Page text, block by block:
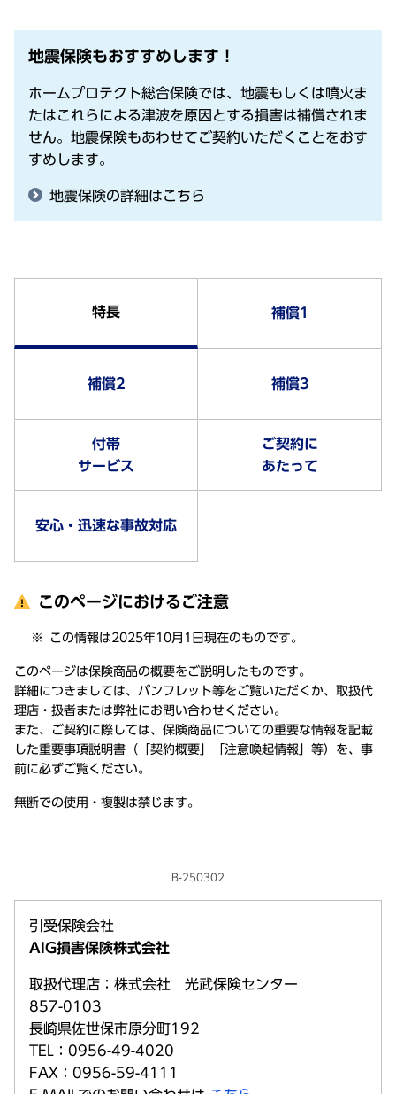
地震保険もおすすめします！
ホームプロテクト総合保険では、地震もしくは噴火ま
たはこれらによる津波を原因とする損害は補償されま
せん。地震保険もあわせてご契約いただくことをおす
すめします。
地震保険の詳細はこちら
特長 補償1
補償2 補償3
付帯
サービス
ご契約に
あたって
安心・迅速な事故対応
このページにおけるご注意
この情報は2025年10月1日現在のものです。
このページは保険商品の概要をご説明したものです。
詳細につきましては、パンフレット等をご覧いただくか、取扱代
理店・扱者または弊社にお問い合わせください。
また、ご契約に際しては、保険商品についての重要な情報を記載
した重要事項説明書（「契約概要」「注意喚起情報」等）を、事
前に必ずご覧ください。
無断での使用・複製は禁じます。
B-250302
引受保険会社
AIG損害保険株式会社
取扱代理店：株式会社 光武保険センター
857-0103
長崎県佐世保市原分町192
TEL：0956-49-4020
FAX：0956-59-4111